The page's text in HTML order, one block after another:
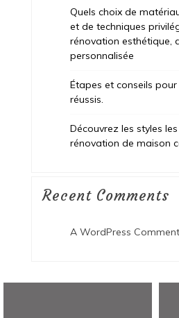
Quels choix de
et de techniques
rénovation esthétique,
personnalisée
Étapes et conseils
réussis.
Découvrez les styles
rénovation de maison
Recent Comments
A WordPress